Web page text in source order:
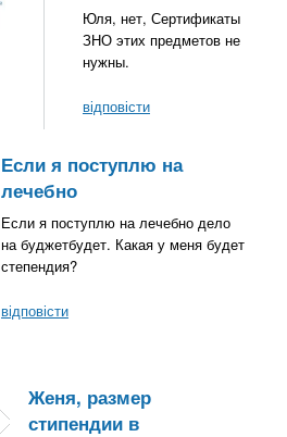
Юля, нет, Сертификаты
ЗНО этих предметов не
нужны.
відповісти
Если я поступлю на
лечебно
Если я поступлю на лечебно дело
на буджетбудет. Какая у меня будет
степендия?
відповісти
Женя, размер
стипендии в